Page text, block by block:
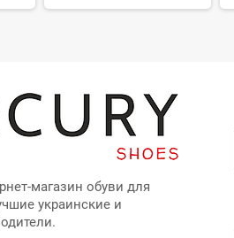
магазин обуви для
украинские и